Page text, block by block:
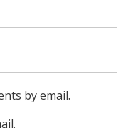
by email.